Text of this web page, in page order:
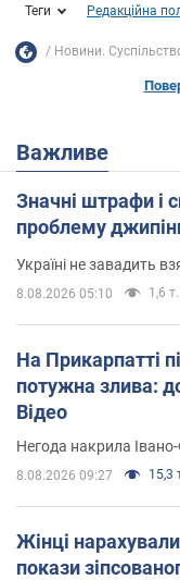
Теги Редакційна
Новини.
Важливе
Значні штрафи і
проблему
Україні не завадить
8.08.2026 05:10 1,6 т.
На Прикарпатті
потужна злива:
Відео
Негода накрила
8.08.2026 09:27 15,3
Жінці
покази